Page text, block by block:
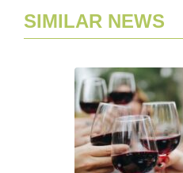
SIMILAR NEWS